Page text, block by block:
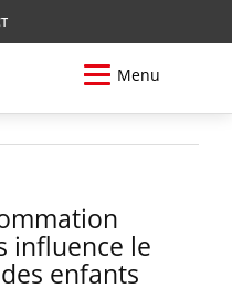
Menu
influence le
enfants